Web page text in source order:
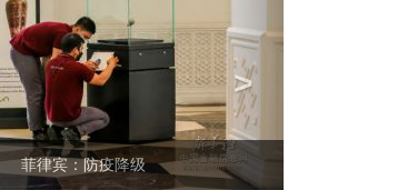
菲律宾：防疫降级
>